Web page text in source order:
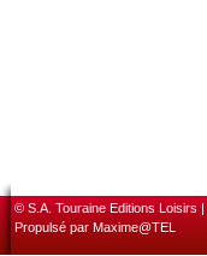
© S.A. Touraine Editions Loisirs |
Propulsé par Maxime@TEL